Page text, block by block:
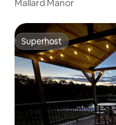
Mallard Manor
Superhost
Superhost